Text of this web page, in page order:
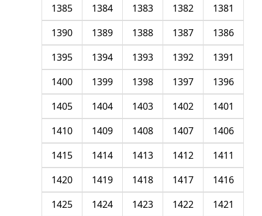
1381
1382
1383
1384
1385
1386
1387
1388
1389
1390
1391
1392
1393
1394
1395
1396
1397
1398
1399
1400
1401
1402
1403
1404
1405
1406
1407
1408
1409
1410
1411
1412
1413
1414
1415
1416
1417
1418
1419
1420
1421
1422
1423
1424
1425